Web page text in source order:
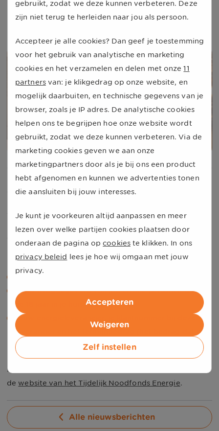
energierekening.
De aanvraag voor het Noodfonds
voorbereiden
Je kunt nu nog geen aanvraag doen voor het
Noodfonds Energie. Wel kun je je nu alvast
voorbereiden. Je hebt namelijk een aantal gegevens
nodig om een aanvraag te doen:
DigiD inloggegevens van jou en alle personen boven
de 18 jaar in je huishouden.
Jouw energieleverancier, je klantnummer bij deze
leverancier en het termijnbedrag (het bedrag dat je
maandelijks aan je energieleverancier betaalt).
In de week van 21 april kun je jouw aanvraag doen via
de website van het Tijdelijk Noodfonds Energie.
Alle nieuwsberichten
gebruikt, zodat we deze kunnen verbeteren. Deze
zijn niet terug te herleiden naar jou als persoon.
Accepteer je alle cookies? Dan geef je toestemming
voor het gebruik van analytische en marketing
cookies en het verzamelen en delen met onze 11
partners van: je klikgedrag op onze website, en
mogelijk daarbuiten, en technische gegevens van je
browser, zoals je IP adres. De analytische cookies
helpen ons te begrijpen hoe onze website wordt
gebruikt, zodat we deze kunnen verbeteren. Via de
marketing cookies geven we aan onze
marketingpartners door als je bij ons een product
hebt afgenomen en kunnen we advertenties tonen
die aansluiten bij jouw interesses.
Je kunt je voorkeuren altijd aanpassen en meer
lezen over welke partijen cookies plaatsen door
onderaan de pagina op cookies te klikken. In ons
privacy beleid lees je hoe wij omgaan met jouw
privacy.
Accepteren
Weigeren
Zelf instellen